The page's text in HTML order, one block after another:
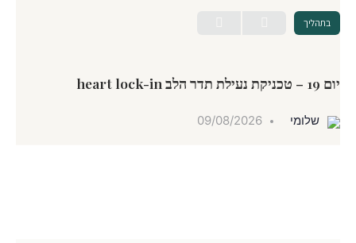
בתהליך
יום 19 – טכניקת נעילת תדר הלב heart lock-in
שלומי 09/08/2026